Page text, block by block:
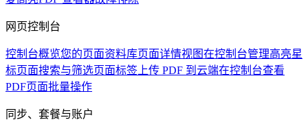
网页控制台
控制台概览您的页面资料库页面详情视图在控制台管理高亮星
标页面搜索与筛选页面标签 上传 PDF 到云端在控制台查看
PDF页面批量操作
同步、套餐与账户